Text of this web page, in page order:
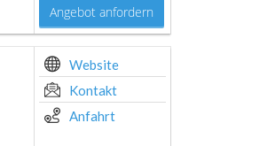
Angebot anfordern
Website
Kontakt
Anfahrt